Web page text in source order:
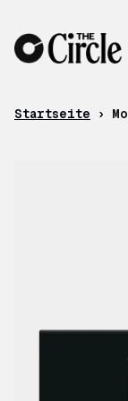
Startseite ›